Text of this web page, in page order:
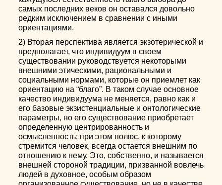
самых последних веков он оставался довольно
редким исключением в сравнении с иными
ориентациями.
2) Вторая перспектива является экзотерической и
предполагает, что индивидуум в своем
существовании руководствуется некоторыми
внешними этическими, рациональными и
социальными нормами, которые он приемлет как
ориентацию на “благо”. В таком случае основное
качество индивидуума не меняется, равно как и
его базовые экзистенциальные и онтологические
параметры, но его существование приобретает
определенную центрированность и
осмысленность; при этом полюс, к которому
стремится человек, всегда остается внешним по
отношению к нему. Это, собственно, и называется
внешней стороной традиции, призванной вовлечь
людей в духовное, особым образом